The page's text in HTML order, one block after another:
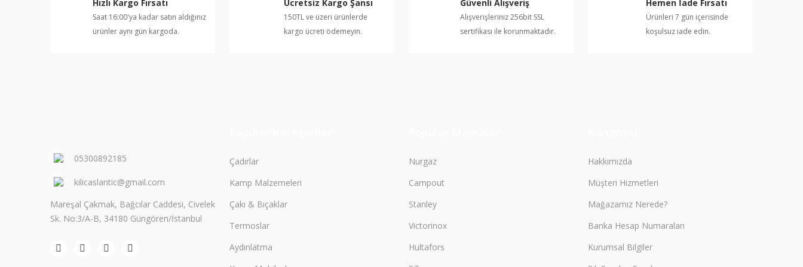
Ürün fiyatı diğer sitelerden daha pahalı.
Hızlı Kargo Fırsatı
Saat 16:00'ya kadar satın aldığınız
ürünler aynı gün kargoda.
Ücretsiz Kargo Şansı
150TL ve üzeri ürünlerde
kargo ücreti ödemeyin.
Güvenli Alışveriş
Alışverişleriniz 256bit SSL
sertifikası ile korunmaktadır.
Hemen İade Fırsatı
Ürünleri 7 gün içerisinde
koşulsuz iade edin.
05300892185
kilicaslantic@gmail.com
Mareşal Çakmak, Bağcılar Caddesi, Civelek
Sk. No:3/A-B, 34180 Güngören/İstanbul
Çadırlar
Kamp Malzemeleri
Çakı & Bıçaklar
Termoslar
Aydınlatma
Nurgaz
Campout
Stanley
Victorinox
Hultafors
Hakkımızda
Müşteri Hizmetleri
Mağazamız Nerede?
Banka Hesap Numaraları
Kurumsal Bilgiler